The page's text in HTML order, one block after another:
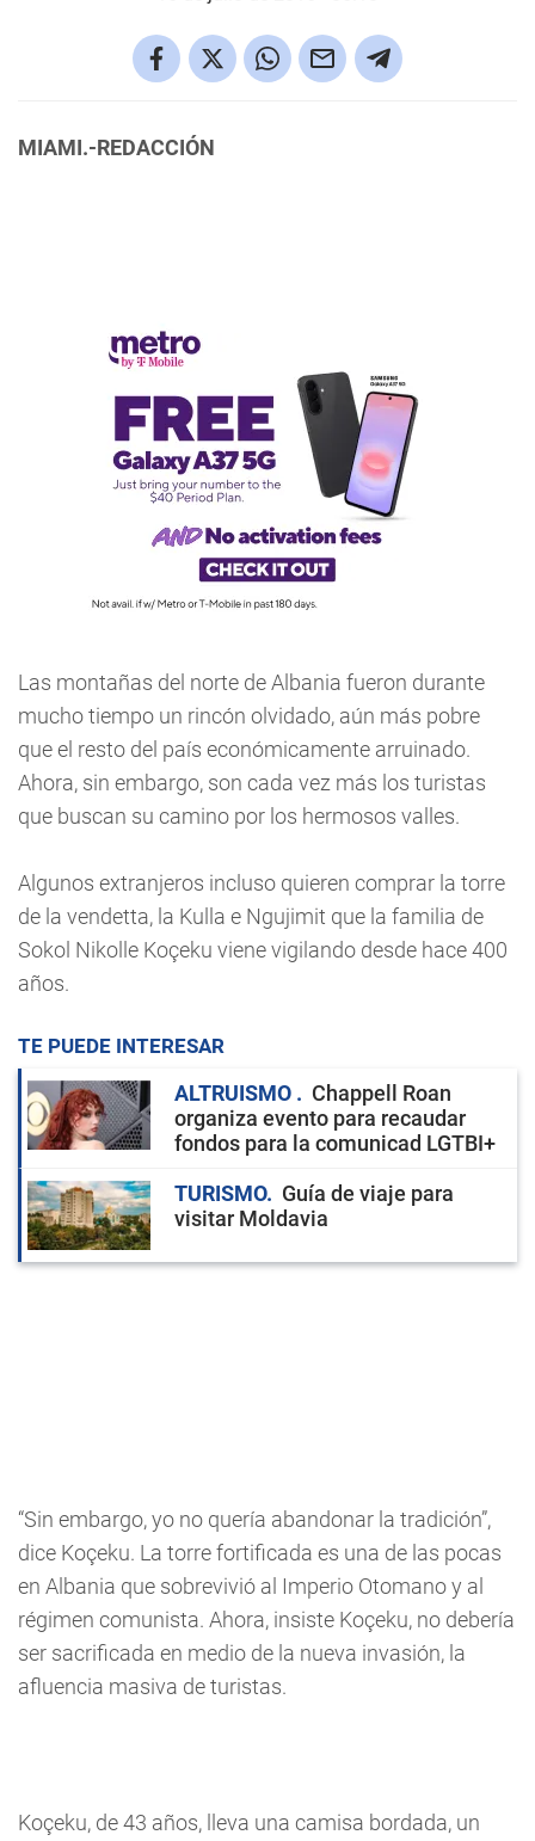
MIAMI.-REDACCIÓN
Las montañas del norte de Albania fueron durante
mucho tiempo un rincón olvidado, aún más pobre
que el resto del país económicamente arruinado.
Ahora, sin embargo, son cada vez más los turistas
que buscan su camino por los hermosos valles.
Algunos extranjeros incluso quieren comprar la torre
de la vendetta, la Kulla e Ngujimit que la familia de
Sokol Nikolle Koçeku viene vigilando desde hace 400
años.
TE PUEDE INTERESAR
ALTRUISMO
Chappell Roan
organiza evento para recaudar
fondos para la comunicad LGTBI+
TURISMO
Guía de viaje para
visitar Moldavia
“Sin embargo, yo no quería abandonar la tradición”,
dice Koçeku. La torre fortificada es una de las pocas
en Albania que sobrevivió al Imperio Otomano y al
régimen comunista. Ahora, insiste Koçeku, no debería
ser sacrificada en medio de la nueva invasión, la
afluencia masiva de turistas.
Koçeku, de 43 años, lleva una camisa bordada, un